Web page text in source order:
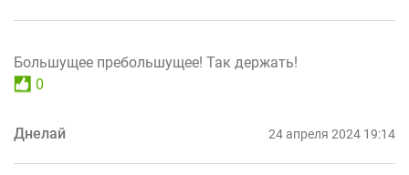
Большущее пребольшущее! Так держать!
0
Днелай 24 апреля 2024 19:14